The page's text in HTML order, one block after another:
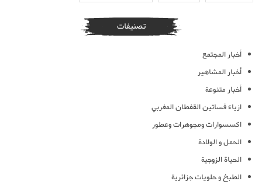
تصنيفات
أخبار المجتمع
أخبار المشاهير
أخبار متنوعة
ازياء فساتين القفطان المغربي
اكسسوارات ومجوهرات وعطور
الحمل و الولادة
الحياة الزوجية
الطبخ و حلويات جزائرية